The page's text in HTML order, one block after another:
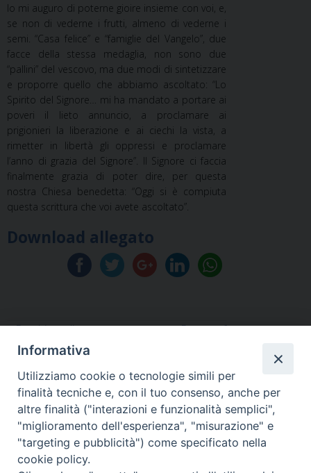
Io mi auguro di poterne gioire insieme con voi, e,
se non di vederne i frutti, almeno di vederne i
semi. “Casa felice” e “famiglie del Vangelo”, due
facce della stessa medaglia, non sono due
“pallini” del vescovo, ma due modi di sintetizzare
e proporre quello che abbiamo ascoltato: “Lo
Spirito del Signore… mi ha mandato a portare ai
poveri il lieto annuncio, a proclamare ai
prigionieri la liberazione e ai ciechi la vista, a
rimetter in libertà gli oppressi e proclamare
l’anno di grazia del Signore”. Il Signore ci faccia
finalmente grazia di poter dire, per questa
nostra Chiesa benedetta: “Oggi si è compiuta
questa scrittura che voi avete ascoltato”.
Download allegato
«Preghiera di
consacrazione –
Invocazione a San
Giuseppe
Prayer of
entrustment to Mary
– Invocation to Saint
Joseph – Prayer for
the canonisation of
blessed Carlo Acutis»
Informativa
Utilizziamo cookie o tecnologie simili per
finalità tecniche e, con il tuo consenso, anche per
altre finalità ("interazioni e funzionalità semplici",
"miglioramento dell'esperienza", "misurazione" e
"targeting e pubblicità") come specificato nella
cookie policy.